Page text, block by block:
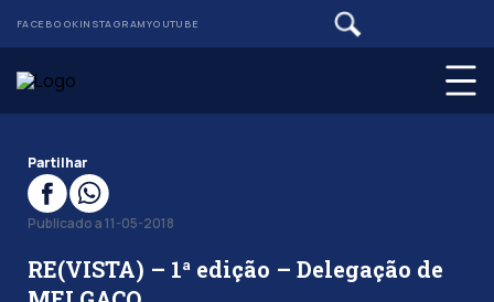
FACEBOOKINSTAGRAMYOUTUBE
Partilhar
Publicado a 11-05-2018
RE(VISTA) – 1ª edição – Delegação de